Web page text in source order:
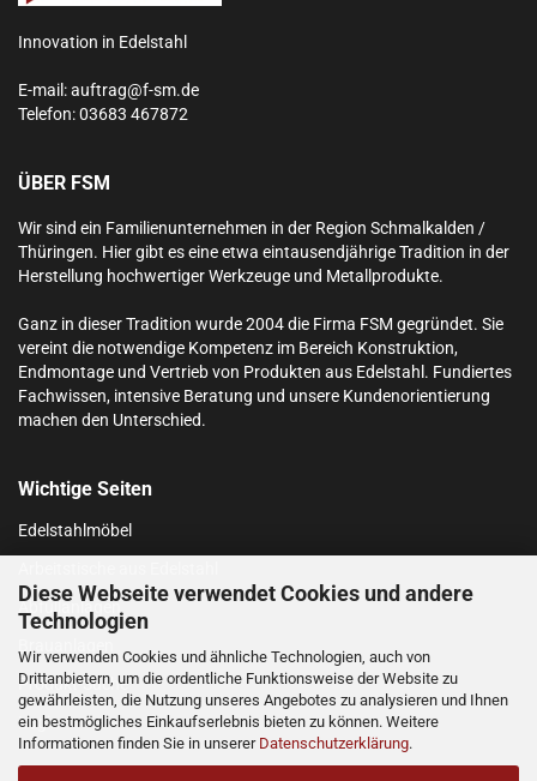
Diese Webseite verwendet Cookies und andere
Technologien
Wir verwenden Cookies und ähnliche Technologien, auch von
Drittanbietern, um die ordentliche Funktionsweise der Website zu
gewährleisten, die Nutzung unseres Angebotes zu analysieren und Ihnen
ein bestmögliches Einkaufserlebnis bieten zu können. Weitere
Informationen finden Sie in unserer Datenschutzerklärung.
Innovation in Edelstahl
E-mail:auftrag@f-sm.de
Telefon:03683 467872
ÜBER FSM
Wir sind ein Familienunternehmen in der Region Schmalkalden /
Thüringen. Hier gibt es eine etwa eintausendjährige Tradition in der
Herstellung hochwertiger Werkzeuge und Metallprodukte.
Ganz in dieser Tradition wurde 2004 die Firma FSM gegründet. Sie
vereint die notwendige Kompetenz im Bereich Konstruktion,
Endmontage und Vertrieb von Produkten aus Edelstahl. Fundiertes
Fachwissen, intensive Beratung und unsere Kundenorientierung
machen den Unterschied.
Wichtige Seiten
Edelstahlmöbel
Abfüllanlagen
Produkt-Suche
Login